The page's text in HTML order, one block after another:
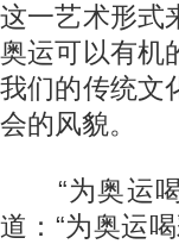
这一艺术形式
奥运可以有机
我们的传统文
会的风貌。
“为奥运喝
道：“为奥运